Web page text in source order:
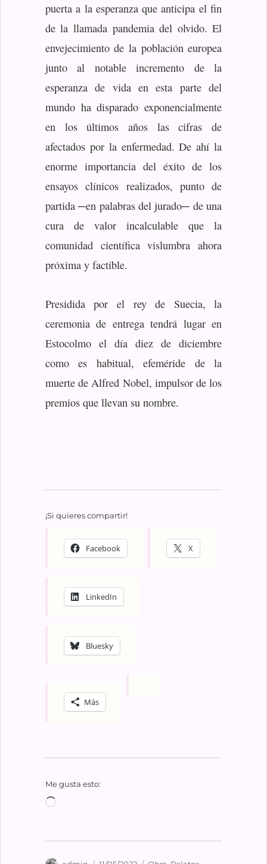
puerta a la esperanza que anticipa el fin
de la llamada pandemia del olvido. El
envejecimiento de la población europea
junto al notable incremento de la
esperanza de vida en esta parte del
mundo ha disparado exponencialmente
en los últimos años las cifras de
afectados por la enfermedad. De ahí la
enorme importancia del éxito de los
ensayos clínicos realizados, punto de
partida ─en palabras del jurado─ de una
cura de valor incalculable que la
comunidad científica vislumbra ahora
próxima y factible.
Presidida por el rey de Suecia, la
ceremonia de entrega tendrá lugar en
Estocolmo el día diez de diciembre
como es habitual, efeméride de la
muerte de Alfred Nobel, impulsor de los
premios que llevan su nombre.
¡Si quieres compartir!
Facebook X
LinkedIn
Bluesky
Más
Me gusta esto:
Cargando...